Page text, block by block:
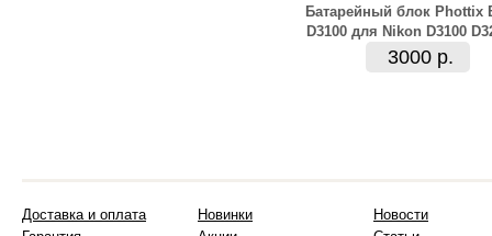
Батарейный блок Phottix
D3100 для Nikon D3100
3000 р.
Доставка и оплата
Новинки
Новости